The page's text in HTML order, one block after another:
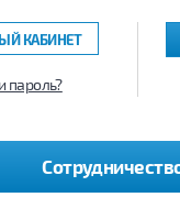
КАБИНЕТ
пароль?